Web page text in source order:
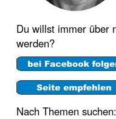
Du willst immer über
werden?
Nach Themen suchen: